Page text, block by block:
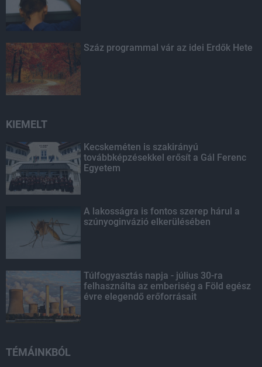
Száz programmal vár az idei Erdők Hete
KIEMELT
Kecskeméten is szakirányú
továbbképzésekkel erősít a Gál Ferenc
Egyetem
A lakosságra is fontos szerep hárul a
szúnyoginvázió elkerülésében
Túlfogyasztás napja - július 30-ra
felhasználta az emberiség a Föld egész
évre elegendő erőforrásait
TÉMÁINKBÓL